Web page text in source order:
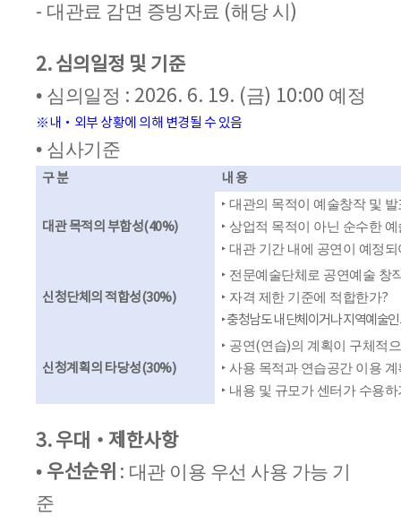
- 대관료 감면 증빙자료 (해당 시 )
2. 심의일정 및 기준
• 심의일정 : 2026. 6. 19. (금) 10:00 예정
※내 ‧ 외부 상황에 의해 변경될 수 있음
• 심사기준
구 분 내 용
대관 목적의 부합성(40%)
‣ 대관의 목적이 예술창작 및
‣ 상업적 목적이 아닌 순수한
‣ 대관 기간 내에 공연이 예정되
신청단체의 적합성(30%)
‣ 전문예술단체로 공연예술 창
‣ 자격 제한 기준에 적합한가?
‣충청남도 내 단체이거나 지역예술
신청계획의 타당성(30%)
‣ 공연(연습)의 계획이 구체적
‣ 사용 목적과 연습공간 이용
‣ 내용 및 규모가 센터가 수용
3. 우대 ‧ 제한사항
• 우선순위 : 대관 이용 우선 사용 가능 기
준